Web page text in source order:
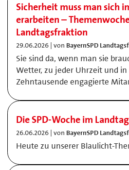
Sicherheit muss man sich
erarbeiten –
Landtagsfraktion
29.06.2026 | von BayernSPD
Sie sind da, wenn man sie
Wetter, zu jeder Uhrzeit und
Zehntausende engagierte
Die SPD-Woche im Landtag
26.06.2026 | von BayernSPD
Heute zu unserer Blaulicht-